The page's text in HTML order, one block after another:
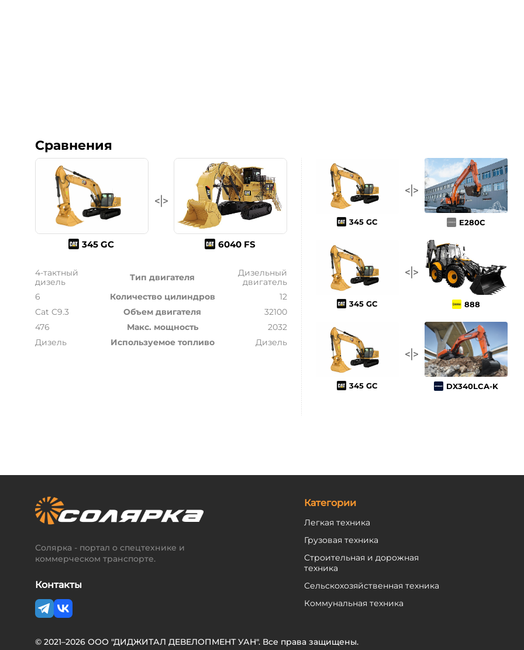
Сравнения
345 GC 6040 FS
4-тактный
дизель
Тип двигателя
Дизельный
двигатель
6
Количество цилиндров
12
Cat C9.3
Объем двигателя
32100
476
Макс. мощность
2032
Дизель
Используемое топливо Дизель
345 GC E280C
345 GC 888
345 GC DX340LCA-K
Солярка - портал о спецтехнике и
коммерческом транспорте.
Контакты
Категории
Легкая техника
Грузовая техника
Строительная и дорожная
техника
Сельскохозяйственная техника
Коммунальная техника
© 2021–2026 ООО "ДИДЖИТАЛ ДЕВЕЛОПМЕНТ УАН". Все права защищены.